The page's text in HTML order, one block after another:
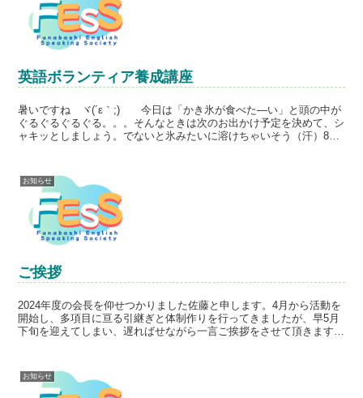
英語ボランティア養成講座
暑いですね ヾ(´ε｀;)ゝ 今日は「かき氷が食べた―い」と頭の中が
ぐるぐるぐるぐる。。。そんなときは次のお出かけ予定を決めて、シ
ャキッとしましょう。でないと氷みたいに溶けちゃいそう（汗）8月
お知らせ
ご挨拶
2024年度の会長を仰せつかりました佐藤と申します。4月から活動を
開始し、多項目に亘る引継ぎと体制作りを行ってきましたが、早5月
下旬を迎えてしまい、遅ればせながら一言ご挨拶をさせて頂きます。
お知らせ